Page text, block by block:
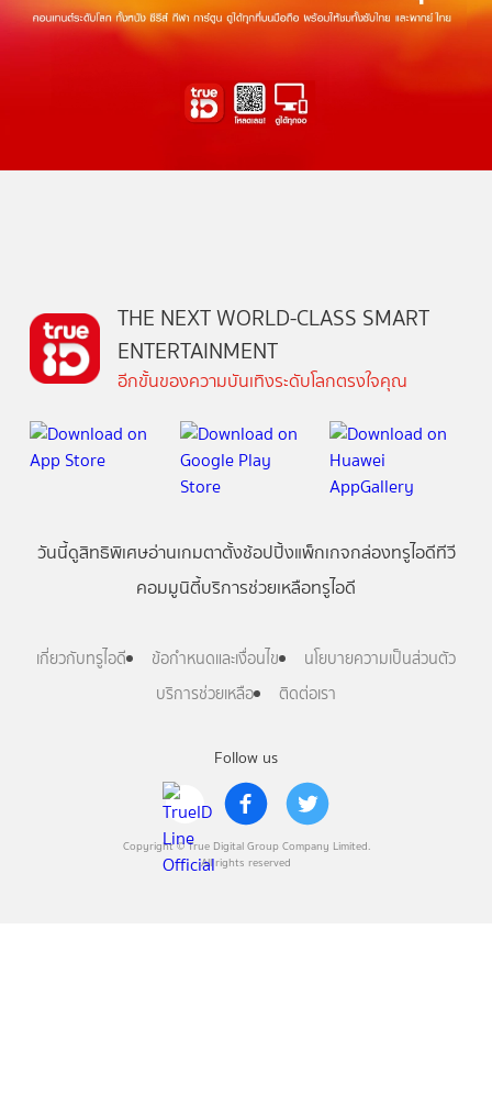
Follow us
Copyright © True Digital Group Company Limited.
All rights reserved
THE NEXT WORLD-CLASS SMART
ENTERTAINMENT
อีกขั้นของความบันเทิงระดับโลกตรงใจคุณ
วันนี้ดูสิทธิพิเศษอ่านเกมตาตั้งช้อปปิ้งแพ็กเกจกล่องทรูไอดีทีวี
คอมมูนิตี้บริการช่วยเหลือทรูไอดี
เกี่ยวกับทรูไอดี ข้อกำหนดและเงื่อนไข
นโยบายความเป็นส่วนตัว
บริการช่วยเหลือ
ติดต่อเรา